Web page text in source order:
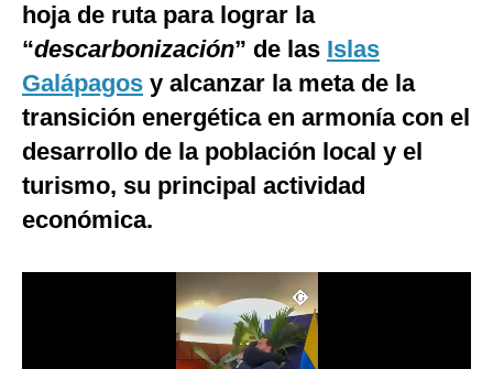
Internacional
Tecnología
Club del Suscriptor
Mix
G de Gestión
Notas Contratadas
Podcast
hoja de ruta para lograr la
“descarbonización” de las Islas
Galápagos y alcanzar la meta de la
transición energética en armonía con el
desarrollo de la población local y el
turismo, su principal actividad
económica.